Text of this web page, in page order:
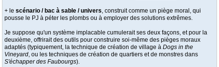
+ le scénario / bac à sable / univers, construit comme un piège moral, qui
pousse le PJ à péter les plombs ou à employer des solutions extrêmes.
Je suppose qu'un système implacable cumulerait ses deux façons, et pour la
deuxième, offrirait des outils pour construire soi-même des pièges moraux
adaptés (typiquement, la technique de création de village à Dogs in the
Vineyard, ou les techniques de création de quartiers et de monstres dans
S'échapper des Faubourgs).